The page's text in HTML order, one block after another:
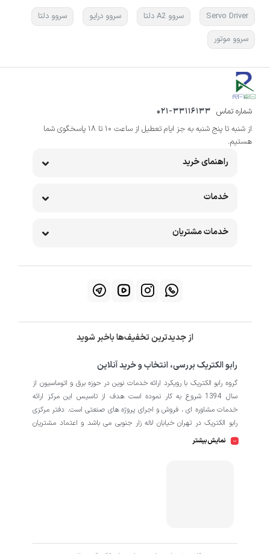
Servo Driver سروو A2 دلتا سروو درایو
سروو دلتا
سروو موتور
شماره تماس 021-33116133
از شنبه تا پنج شنبه به جز ایام تعطیل از ساعت 10 تا 18 پاسخگوی شما
هستیم.
راهنمای خرید
خدمات
خدمات مشتریان
از جدیدترین تخفیف‌ها باخبر شوید
رابو الکتریک بررسی، انتخاب و خرید آنلاین
گروه رابو الکتریک با رویکرد ارائه خدمات نوین در حوزه برق و اتوماسیون از
سال 1394 شروع به کار نموده است هدف از تاسیس این مرکز ارائه
خدمات مشاوره ای ، فروش و اجرای پروژه های صنعتی است. دفتر مرکزی
رابو الکتریک در تهران خیابان لاله زار جنوبی می باشد و اعتماد مشتریان
باعث افتتاح شعبه دوم و کارگاه تابلو سازی نیز در منطقه صنعتی کمالشهر
کاربران برای خرید پیشنهاد می دهیم که از کیفیت بالا و پشتیبانی و
نمایش بیشتر